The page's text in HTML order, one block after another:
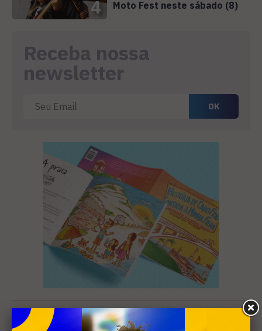
4
Moto Fest neste sábado (8)
Receba nossa
newsletter